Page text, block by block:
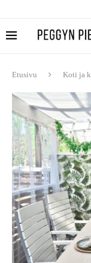
Etusivu Koti ja